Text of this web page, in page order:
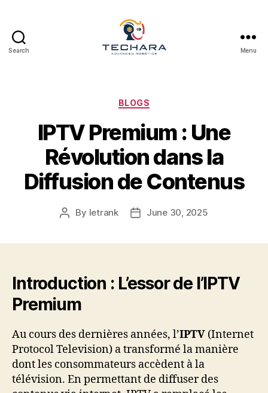
Search Menu
Categories
BLOGS
IPTV Premium : Une
Révolution dans la
Diffusion de Contenus
Post
By letrank
PostJune 30, 2025
Introduction : L’essor de l’IPTV
Premium
Au cours des dernières années, l’IPTV (Internet
Protocol Television) a transformé la manière
dont les consommateurs accèdent à la
télévision. En permettant de diffuser des